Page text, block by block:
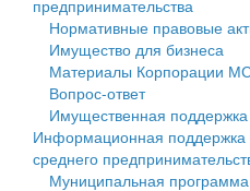
Государственные услуги
Промышленность и АПК
Экономика и бизнес
...
Символика
Устав
Гостям округа
Туризм
муниципального округа
Администрация Кашинского
Тверской области
Управление сельскими
Финансовое управление
Бюджет для граждан
Имущество
Выявление
предпринимательства
Нормативные правовые
Имущество для бизнеса
Материалы Корпорации
Вопрос-ответ
Имущественная поддержка
Информационная поддержка
среднего
Муниципальная